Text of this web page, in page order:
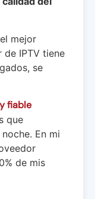
mejor
IPTV tiene
se
fiable
que
En mi
de mis